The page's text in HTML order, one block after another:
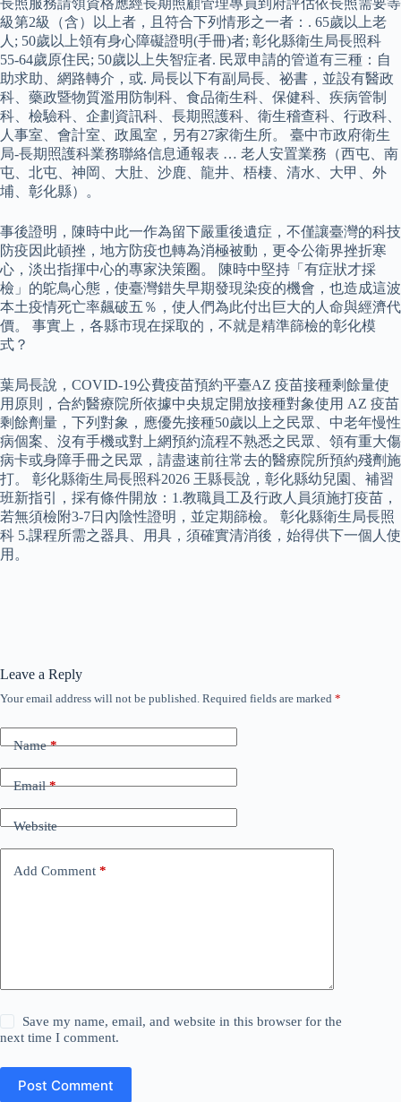
長照服務請領資格應經長期照顧管理專員到府評估依長照需要等
級第2級（含）以上者，且符合下列情形之一者：. 65歲以上老
人; 50歲以上領有身心障礙證明(手冊)者; 彰化縣衛生局長照科
55-64歲原住民; 50歲以上失智症者. 民眾申請的管道有三種：自
助求助、網路轉介，或. 局長以下有副局長、祕書，並設有醫政
科、藥政暨物質濫用防制科、食品衛生科、保健科、疾病管制
科、檢驗科、企劃資訊科、長期照護科、衛生稽查科、行政科、
人事室、會計室、政風室，另有27家衛生所。 臺中市政府衛生
局-長期照護科業務聯絡信息通報表 … 老人安置業務（西屯、南
屯、北屯、神岡、大肚、沙鹿、龍井、梧棲、清水、大甲、外
埔、彰化縣）。
事後證明，陳時中此一作為留下嚴重後遺症，不僅讓臺灣的科技
防疫因此頓挫，地方防疫也轉為消極被動，更令公衛界挫折寒
心，淡出指揮中心的專家決策圈。 陳時中堅持「有症狀才採
檢」的鴕鳥心態，使臺灣錯失早期發現染疫的機會，也造成這波
本土疫情死亡率飆破五％，使人們為此付出巨大的人命與經濟代
價。 事實上，各縣市現在採取的，不就是精準篩檢的彰化模
式？
葉局長說，COVID-19公費疫苗預約平臺AZ 疫苗接種剩餘量使
用原則，合約醫療院所依據中央規定開放接種對象使用 AZ 疫苗
剩餘劑量，下列對象，應優先接種50歲以上之民眾、中老年慢性
病個案、沒有手機或對上網預約流程不熟悉之民眾、領有重大傷
病卡或身障手冊之民眾，請盡速前往常去的醫療院所預約殘劑施
打。 彰化縣衛生局長照科2026 王縣長說，彰化縣幼兒園、補習
班新指引，採有條件開放：1.教職員工及行政人員須施打疫苗，
若無須檢附3-7日內陰性證明，並定期篩檢。 彰化縣衛生局長照
科 5.課程所需之器具、用具，須確實清消後，始得供下一個人使
用。
Leave a Reply
Your email address will not be published. Required fields are marked *
Name*
Email*
Website
Add Comment *
Save my name, email, and website in this browser for the
next time I comment.
Post Comment